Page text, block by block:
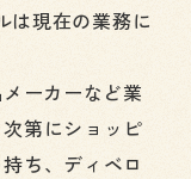
は現在の業務に
ーカーなど業
第にショッピ
ち、ディベロ